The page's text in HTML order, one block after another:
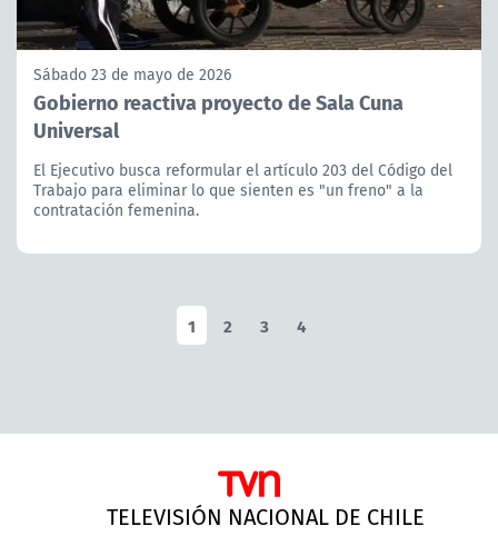
Sábado 23 de mayo de 2026
Gobierno reactiva proyecto de Sala Cuna
Universal
El Ejecutivo busca reformular el artículo 203 del Código del
Trabajo para eliminar lo que sienten es "un freno" a la
contratación femenina.
1 2 3 4
TELEVISIÓN NACIONAL DE CHILE